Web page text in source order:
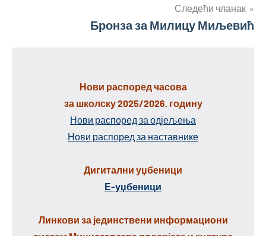
Следећи чланак
Бронза за Милицу Миљевић
Нови распоред часова
за школску 2025/2026. годину
Нови распоред за одјељења
Нови распоред за наставнике
Дигитални уџбеници
Е-уџбеници
Линкови за јединствени информациони